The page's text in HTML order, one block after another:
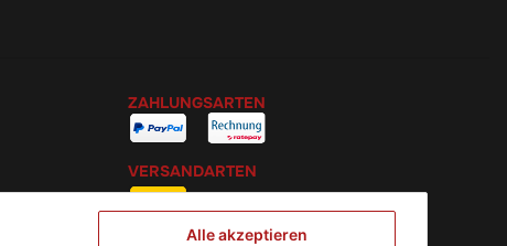
ZAHLUNGSARTEN
VERSANDARTEN
Alle akzeptieren